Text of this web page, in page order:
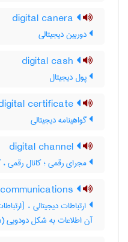
دوربین دیجیتالی
پول دیجیتال
گواهینامه دیجیتالی
مجرای رقمی ؛ کانال رقمی
ارتباطات دیجیتالی ،
آن اطلاعات به شکل دودویی